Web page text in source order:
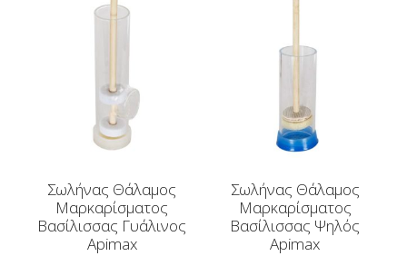
Σωλήνας Θάλαμος
Μαρκαρίσματος
Βασίλισσας Γυάλινος
Apimax
Σωλήνας Θάλαμος
Μαρκαρίσματος
Βασίλισσας Ψηλός
Apimax